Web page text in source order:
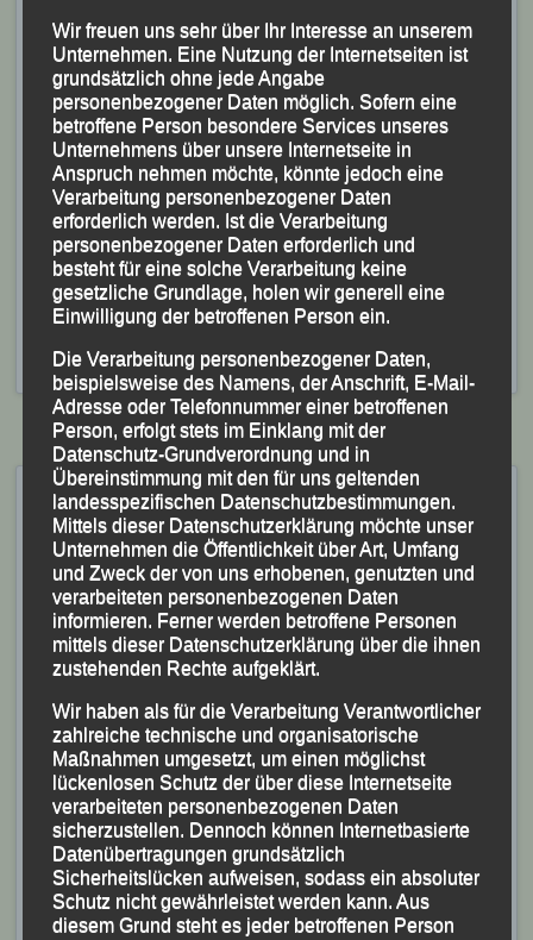
Brandl, Felix Roll, Jule Baier und Trainer Thomas
Scharinger;
(zweite Reihe v.li.) Trainer und LG-Vorsitzender
Siegfried Kapfer, Florentin Killesreiter, Moritz Storch,
Carolina Galla und Semion Bauer; (vordere Reihe v.li.)
Linus Kieninger, Inga Koch, Sophia Meth und Cora
Baier
VeröffentlichtinAktuelles|Markiert mitAlexander Scheidler
Carolina Galla,Cora Baier,Eggenfelden,Felix Roll,Florentin
Killesreiter,Inga Koch,Jule Baier, Linus Kieninger
Siegfried Kapfer,Sophia Meth,Thomas Scharinger
LG Passau mit
Kampfrichterteam bei den
Deutschen Meisterschaften
in Erding – Erding 14.-16.
Juni 2024
Veröffentlicht am 16. Juni 2024 vonlgpassau
(KS.) Auf Anforderung des Bayerischen Leichtathletik-
Verbandes war ein Kampfrichter-Team Der
Leichtathletik Gemeinschaft (LG) Passau am letzten
Wochenende bei den Deutschen Leichtathletik-
Senioren-Meisterschaften im Erdinger „Sepp-
Brenninger-Stadion“ im Einsatz.
Wir freuen uns sehr über Ihr Interesse an unserem
Unternehmen. Eine Nutzung der Internetseiten ist
grundsätzlich ohne jede Angabe
personenbezogener Daten möglich. Sofern eine
betroffene Person besondere Services unseres
Unternehmens über unsere Internetseite in
Anspruch nehmen möchte, könnte jedoch eine
Verarbeitung personenbezogener Daten
erforderlich werden. Ist die Verarbeitung
personenbezogener Daten erforderlich und
besteht für eine solche Verarbeitung keine
gesetzliche Grundlage, holen wir generell eine
Einwilligung der betroffenen Person ein.
Die Verarbeitung personenbezogener Daten,
beispielsweise des Namens, der Anschrift, E-Mail-
Adresse oder Telefonnummer einer betroffenen
Person, erfolgt stets im Einklang mit der
Datenschutz-Grundverordnung und in
Übereinstimmung mit den für uns geltenden
landesspezifischen Datenschutzbestimmungen.
Mittels dieser Datenschutzerklärung möchte unser
Unternehmen die Öffentlichkeit über Art, Umfang
und Zweck der von uns erhobenen, genutzten und
verarbeiteten personenbezogenen Daten
informieren. Ferner werden betroffene Personen
mittels dieser Datenschutzerklärung über die ihnen
zustehenden Rechte aufgeklärt.
Wir haben als für die Verarbeitung Verantwortlicher
zahlreiche technische und organisatorische
Maßnahmen umgesetzt, um einen möglichst
lückenlosen Schutz der über diese Internetseite
verarbeiteten personenbezogenen Daten
sicherzustellen. Dennoch können Internetbasierte
Datenübertragungen grundsätzlich
Sicherheitslücken aufweisen, sodass ein absoluter
Schutz nicht gewährleistet werden kann. Aus
diesem Grund steht es jeder betroffenen Person